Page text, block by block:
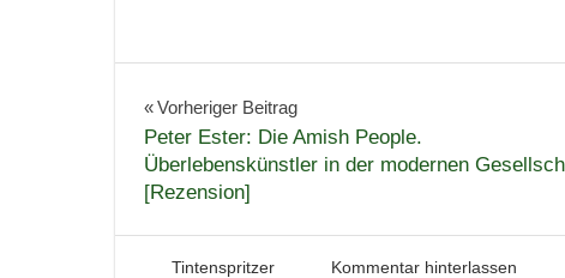
Bücher
Fantasy
Folgeband
Lesen
Beitragsnavigation
Vorheriger Beitrag
Peter Ester: Die Amish People.
Überlebenskünstler in der modernen
[Rezension]
22. Juni 2009
Tintenhain
Tintenspritzer Kommentar hinterlassen